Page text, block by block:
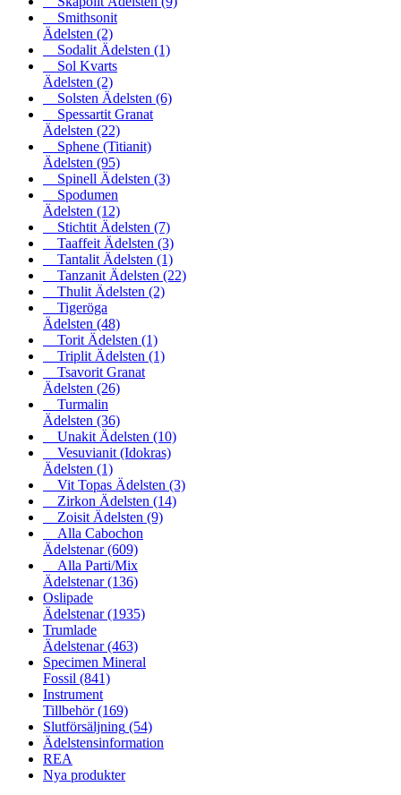
Smithsonit
Ädelsten (2)
Sodalit Ädelsten (1)
Sol Kvarts
Ädelsten (2)
Solsten Ädelsten (6)
Spessartit Granat
Ädelsten (22)
Sphene (Titianit)
Ädelsten (95)
Spinell Ädelsten (3)
Spodumen
Ädelsten (12)
Stichtit Ädelsten (7)
Taaffeit Ädelsten (3)
Tantalit Ädelsten (1)
Tanzanit Ädelsten (22)
Thulit Ädelsten (2)
Tigeröga
Ädelsten (48)
Torit Ädelsten (1)
Triplit Ädelsten (1)
Tsavorit Granat
Ädelsten (26)
Turmalin
Ädelsten (36)
Unakit Ädelsten (10)
Vesuvianit (Idokras)
Ädelsten (1)
Vit Topas Ädelsten (3)
Zirkon Ädelsten (14)
Zoisit Ädelsten (9)
Alla Cabochon
Ädelstenar(609)
Alla Parti/Mix
Ädelstenar(136)
Oslipade
Ädelstenar(1935)
Trumlade
Ädelstenar(463)
Specimen Mineral
Fossil (841)
Instrument
Tillbehör(169)
Slutförsäljning (54)
Ädelstensinformation
REA
Nya produkter